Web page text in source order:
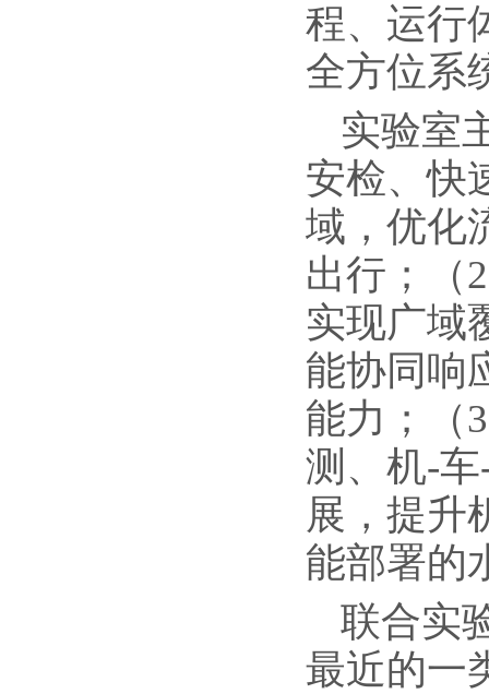
程、运行
全方位系
实验室
安检、快
域，优化
出行；（
实现广域
能协同响
能力；（
测、机-
展，提升
能部署的
联合实
最近的一